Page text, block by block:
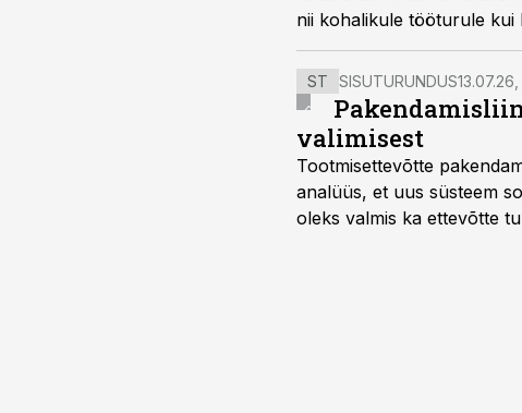
nii kohalikule tööturule kui
ST SISUTURUNDUS
valimisest
Tootmisettevõtte
analüüs, et uus süsteem
oleks valmis ka ettevõtte